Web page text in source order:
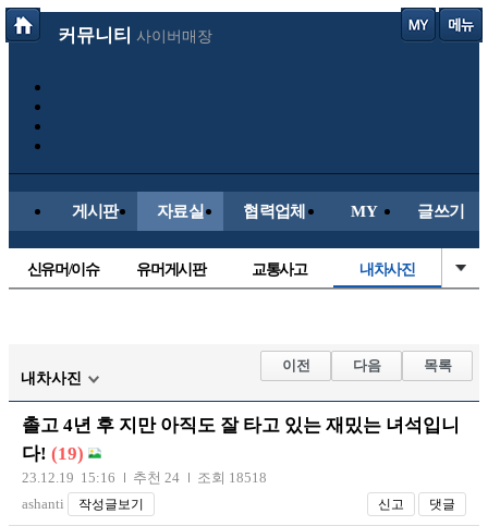
커뮤니티 사이버매장
게시판 자료실 협력업체 MY 글쓰기
신유머/이슈 유머게시판 교통사고 내차사진
자유사진 군사/무기
트럭/버스
장착시공사진
내차사진
이전 다음 목록
촐고 4년 후 지만 아직도 잘 타고 있는 재밌는 녀석입니
다! (19)
23.12.19 15:16 추천 24
조회 18518
ashanti
작성글보기 신고 댓글